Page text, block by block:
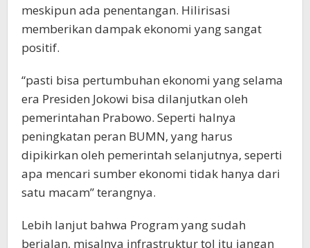
meskipun ada penentangan. Hilirisasi
memberikan dampak ekonomi yang sangat
positif.
“pasti bisa pertumbuhan ekonomi yang selama
era Presiden Jokowi bisa dilanjutkan oleh
pemerintahan Prabowo. Seperti halnya
peningkatan peran BUMN, yang harus
dipikirkan oleh pemerintah selanjutnya, seperti
apa mencari sumber ekonomi tidak hanya dari
satu macam” terangnya.
Lebih lanjut bahwa Program yang sudah
berjalan, misalnya infrastruktur tol itu jangan